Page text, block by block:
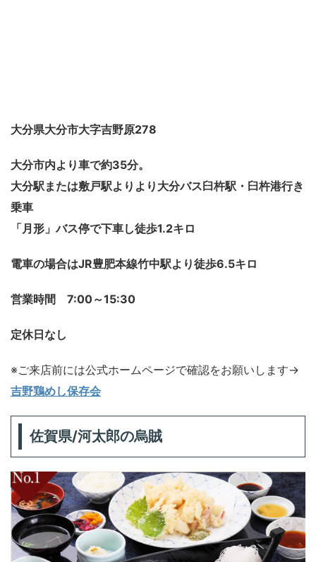
大分県大分市大字吉野原278
大分市内より車で約35分。
大分駅または敷戸駅よりより大分バス臼杵駅・臼杵港行き
乗車
「月形」バス停で下車し徒歩1.2キロ
電車の場合はJR豊肥本線竹中駅より徒歩6.5キロ
営業時間 7:00～15:30
定休日なし
※ご来店前には公式ホームページで確認をお願いします→
吉野鶏めし保存会
佐賀県/河太郎の烏賊